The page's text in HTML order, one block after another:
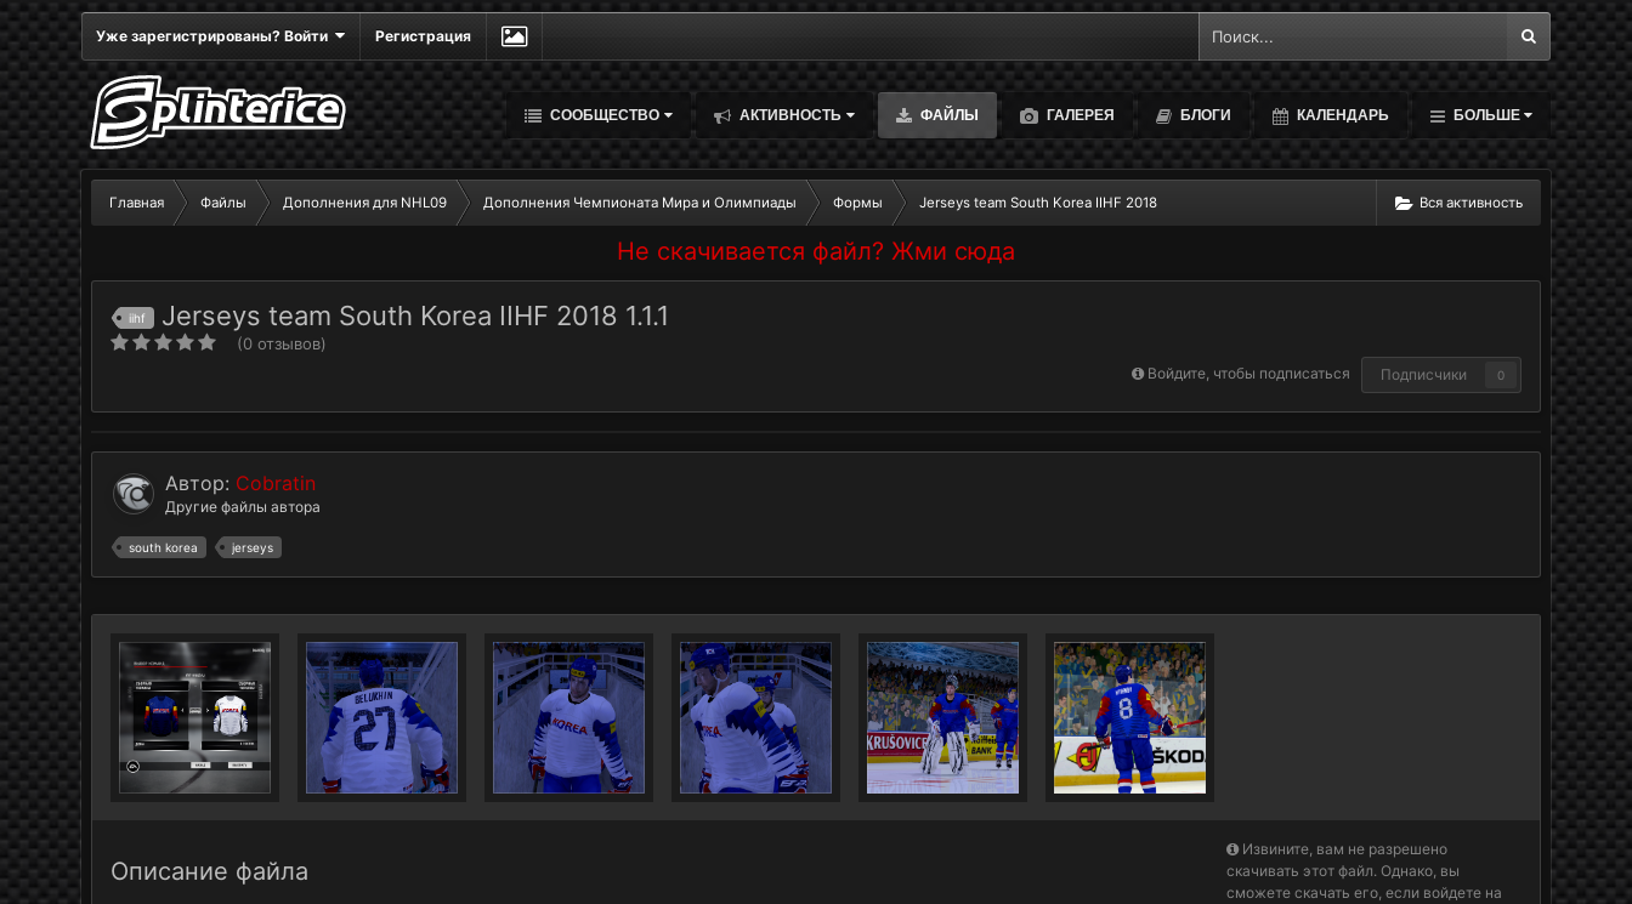
Уже зарегистрированы? Войти Регистрация
СООБЩЕСТВО АКТИВНОСТЬ ФАЙЛЫ ГАЛЕРЕЯ БЛОГИ КАЛЕНДАРЬ БОЛЬШЕ
Вся активность
Главная Файлы Дополнения для NHL09 Дополнения Чемпионата Мира и Олимпиады Формы Jerseys team South Korea IIHF 2018
Не скачивается файл? Жми сюда
iihf Jerseys team South Korea IIHF 2018 1.1.1
(0 отзывов)
Войдите, чтобы подписаться Подписчики 0
Автор: Cobratin
Другие файлы автора
south korea jerseys
Описание файла
Извините, вам не разрешено
скачивать этот файл. Однако, вы
сможете скачать его, если войдете на